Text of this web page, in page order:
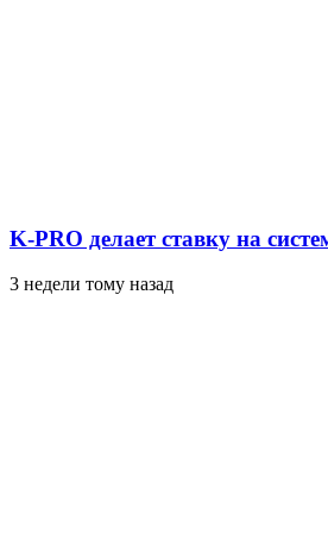
K-PRO делает ставку на
3 недели тому назад